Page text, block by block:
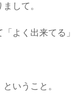
して。
よく出来てる」
いうこと。